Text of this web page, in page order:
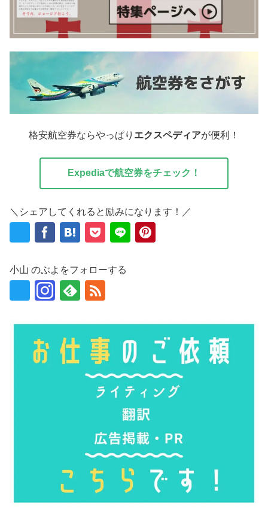
格安航空券ならやっぱり エクスペディアが便利！
Expediaで航空券をチェック！
＼シェアしてくれると励みになります！／
小山 のぶよをフォローする